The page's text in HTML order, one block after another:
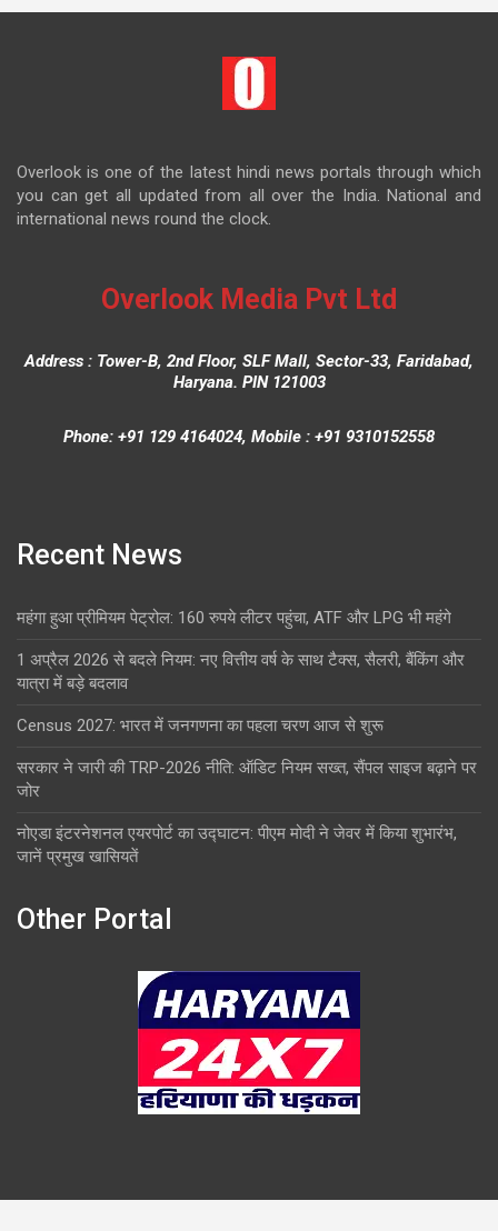
Overlook is one of the latest hindi news portals through which
you can get all updated from all over the India. National and
international news round the clock.
Overlook Media Pvt Ltd
Address : Tower-B, 2nd Floor, SLF Mall, Sector-33, Faridabad,
Haryana. PIN 121003
Phone: +91 129 4164024, Mobile : +91 9310152558
Recent News
महंगा हुआ प्रीमियम पेट्रोल: 160 रुपये लीटर पहुंचा, ATF और LPG भी महंगे
1 अप्रैल 2026 से बदले नियम: नए वित्तीय वर्ष के साथ टैक्स, सैलरी, बैंकिंग और
यात्रा में बड़े बदलाव
Census 2027: भारत में जनगणना का पहला चरण आज से शुरू
सरकार ने जारी की TRP-2026 नीति: ऑडिट नियम सख्त, सैंपल साइज बढ़ाने पर
जोर
नोएडा इंटरनेशनल एयरपोर्ट का उद्घाटन: पीएम मोदी ने जेवर में किया शुभारंभ,
जानें प्रमुख खासियतें
Other Portal